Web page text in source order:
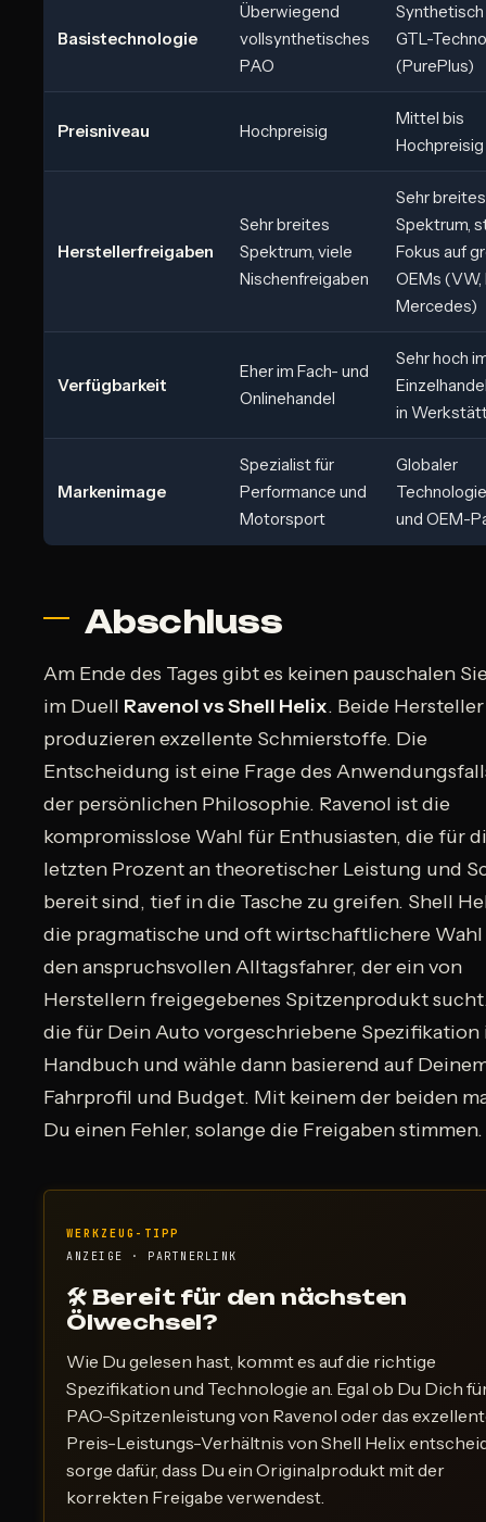
Basistechnologie
Überwiegend
vollsynthetisches
PAO
GTL-
(PurePlus)
Preisniveau Hochpreisig
Mittel bis
Hochpreisig
Herstellerfreigaben
Sehr breites
Spektrum, viele
Nischenfreigaben
Sehr breites
Spektrum,
Fokus auf
OEMs (VW,
Mercedes)
Verfügbarkeit
Eher im Fach- und
Onlinehandel
Sehr hoch
in
Markenimage
Spezialist für
Performance und
Motorsport
Globaler
und OEM-
Abschluss
Am Ende des Tages gibt es keinen pauschalen
im Duell Ravenol vs Shell Helix. Beide Hersteller
produzieren exzellente Schmierstoffe. Die
Entscheidung ist eine Frage des
der persönlichen Philosophie. Ravenol ist die
kompromisslose Wahl für Enthusiasten, die für
letzten Prozent an theoretischer Leistung und
bereit sind, tief in die Tasche zu greifen. Shell
die pragmatische und oft wirtschaftlichere
den anspruchsvollen Alltagsfahrer, der ein von
Herstellern freigegebenes Spitzenprodukt
die für Dein Auto vorgeschriebene Spezifikation
Handbuch und wähle dann basierend auf
Fahrprofil und Budget. Mit keinem der beiden
Du einen Fehler, solange die Freigaben stimmen.
WERKZEUG-TIPP
ANZEIGE · PARTNERLINK
🛠 Bereit für den nächsten
Ölwechsel?
Wie Du gelesen hast, kommt es auf die richtige
Spezifikation und Technologie an. Egal ob Du Dich
PAO-Spitzenleistung von Ravenol oder das
Preis-Leistungs-Verhältnis von Shell Helix
sorge dafür, dass Du ein Originalprodukt mit der
korrekten Freigabe verwendest.